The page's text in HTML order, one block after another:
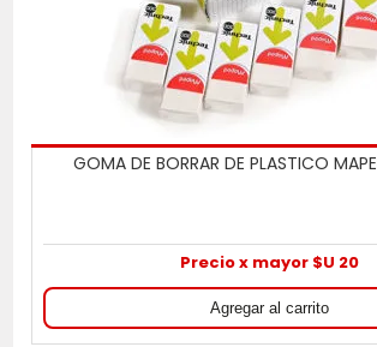
GOMA DE BORRAR DE PLASTICO
Precio x mayor $U 20